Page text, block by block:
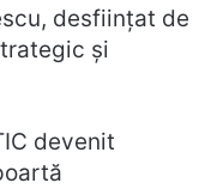
desființat de
și
devenit